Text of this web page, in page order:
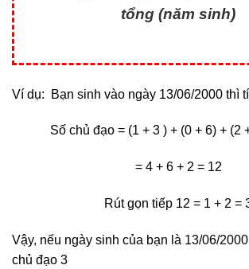
tổng (năm sinh)
Ví dụ: Bạn sinh vào ngày 13/06/2000 thì
Số chủ đạo = (1 + 3 ) + (0 + 6) + (2
= 4 + 6 + 2 = 12
Rút gọn tiếp 12 = 1 + 2 =
Vậy, nếu ngày sinh của bạn là 13/06/
chủ đạo 3